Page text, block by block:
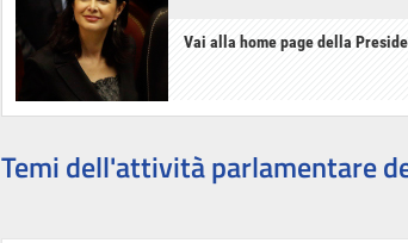
Vai alla home page della
Temi dell'attività parlamentare